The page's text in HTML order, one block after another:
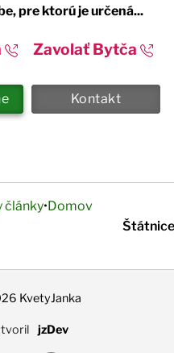
pre ktorú je určená...
Zavolať Bytča
Kontakt
články•Domov
KvetyJanka
jzDev